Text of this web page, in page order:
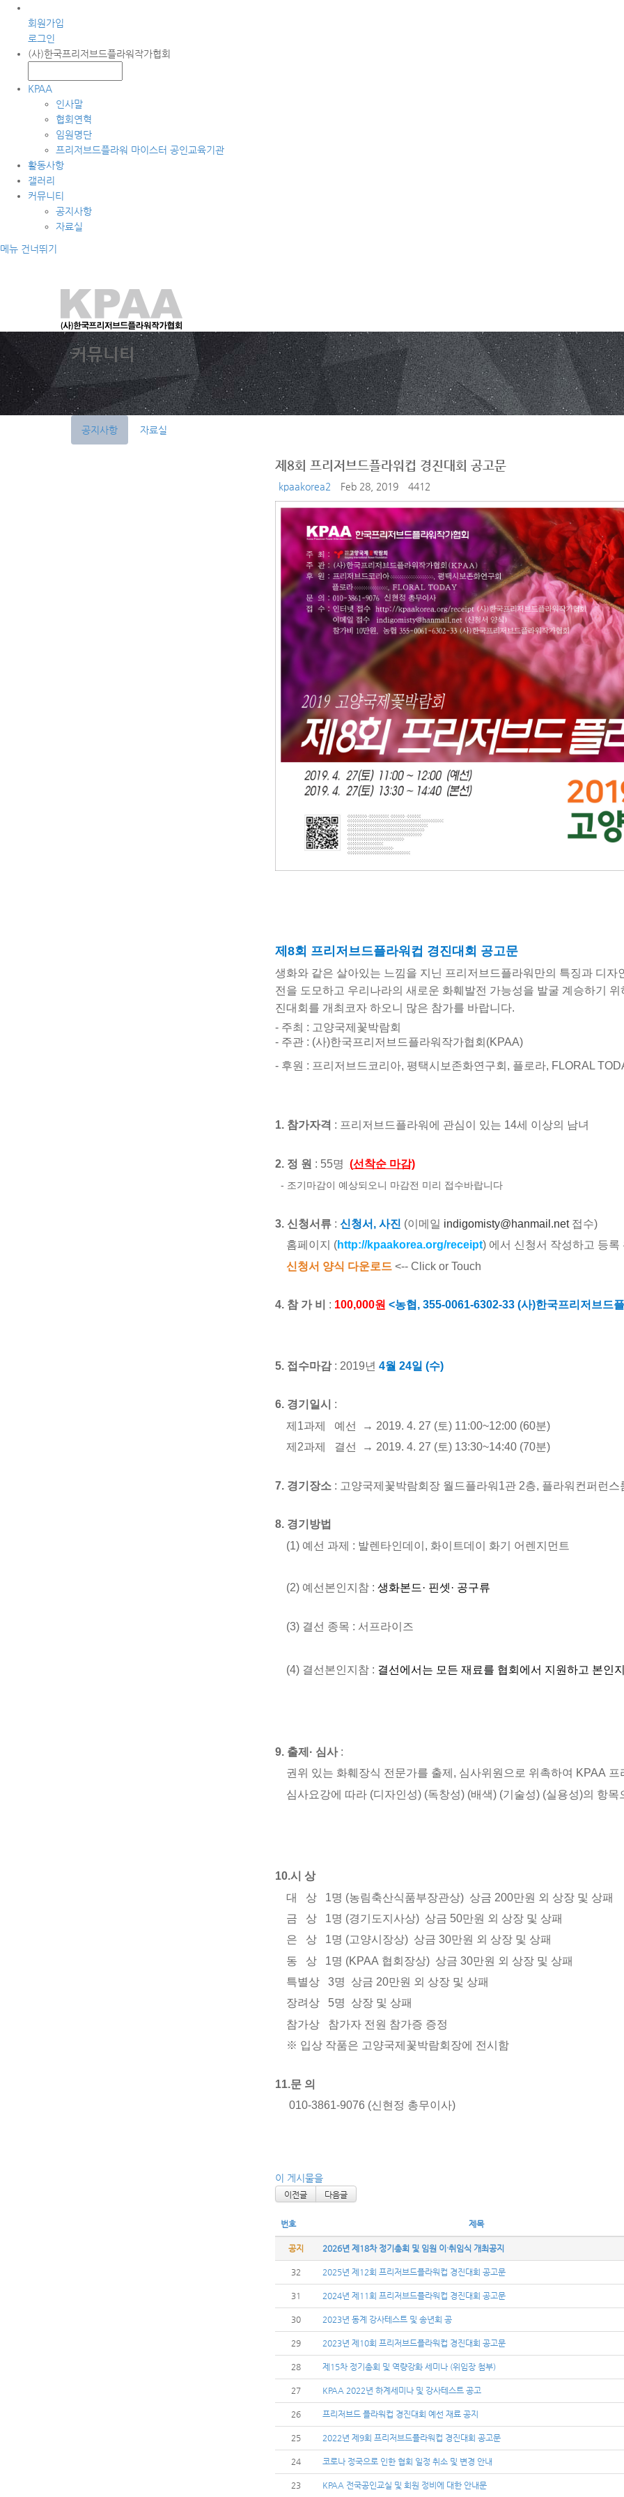
회원가입
로그인
(사)한국프리저브드플라워작가협회
KPAA
인사말
협회연혁
임원명단
프리저브드플라워 마이스터 공인교육기관
활동사항
갤러리
커뮤니티
공지사항
자료실
메뉴 건너뛰기
S
u
b
P
r
o
o
커뮤니티
공지사항 자료실
제8회 프리저브드플라워컵 경진대회 공고문
kpaakorea2 Feb 28, 2019 4412
제8회 프리저브드플라워컵 경진대회 공고문
생화와 같은 살아있는 느낌을 지닌 프리저브드플라워만의 특징과 디
전을 도모하고 우리나라의 새로운 화훼발전 가능성을 발굴 계승하기 위
진대회를 개최코자 하오니 많은 참가를 바랍니다.
- 주최 : 고양국제꽃박람회
- 주관 : (사)한국프리저브드플라워작가협회(KPAA)
- 후원 : 프리저브드코리아, 평택시보존화연구회, 플로라, FLORAL
1. 참가자격 : 프리저브드플라워에 관심이 있는 14세 이상의 남녀
2. 정 원 : 55명 (선착순 마감)
- 조기마감이 예상되오니 마감전 미리 접수바랍니다
3. 신청서류 : 신청서, 사진 (이메일 indigomisty@hanmail.net 접수)
홈페이지 (http://kpaakorea.org/receipt) 에서 신청서 작성하고 등록
신청서 양식 다운로드<-- Click or Touch
4. 참 가 비 : 100,000원 <농협 , 355-0061-6302-33 (사)한국프리저브드
5. 접수마감 : 2019년 4월 24일 (수)
6. 경기일시
:
제 1과제 예선 → 2019. 4. 27 (토) 11:00~12:00 (60분)
제 2과제 결선 → 2019. 4. 27 (토) 13:30~14:40 (70분)
7. 경기장소 : 고양국제꽃박람회장 월드플라워 1관 2층, 플라워컨퍼런스
8. 경기방법
(1) 예선 과제 : 발렌타인데이, 화이트데이 화기 어렌지먼트
(2) 예선본인지참 : 생화본드· 핀셋· 공구류
(3) 결선 종목 : 서프라이즈
(4) 결선본인지참 : 결선에서는 모든 재료를 협회에서 지원하고 본인
9. 출제 · 심사 :
권위 있는 화훼장식 전문가를 출제 , 심사위원으로 위촉하여 KPAA 프
심사요강에 따라(디자인성) (독창성) (배색) (기술성) (실용성)의 항목
10.시 상
대
상 1명 (농림축산식품부장관상) 상금 200만원 외 상장 및 상패
금
상 1명 (경기도지사상) 상금 50만원 외 상장 및 상패
은
상 1명 (고양시장상) 상금 30만원 외 상장 및 상패
동
상 1명 (KPAA 협회장상) 상금 30만원 외 상장 및 상패
특별상
3명 상금 20만원 외 상장 및 상패
장려상
5명 상장 및 상패
참가상
참가자 전원 참가증 증정
※ 입상 작품은 고양국제꽃박람회장에 전시함
11.문 의
010-3861-9076 (신현정 총무이사)
이 게시물을
이전글 다음글
번호 제목
공지 2026년 제18차 정기총회 및 임원 이·취임식 개최공지
32 2025년 제12회 프리저브드플라워컵 경진대회 공고문
31 2024년 제11회 프리저브드플라워컵 경진대회 공고문
30 2023년 동계 강사테스트 및 송년회 공
29 2023년 제10회 프리저브드플라워컵 경진대회 공고문
28 제15차 정기총회 및 역량강화 세미나 (위임장 첨부)
27 KPAA 2022년 하계세미나 및 강사테스트 공고
26 프리저브드 플라워컵 경진대회 예선 재료 공지
25 2022년 제9회 프리저브드플라워컵 경진대회 공고문
24 코로나 정국으로 인한 협회 일정 취소 및 변경 안내
23 KPAA 전국공인교실 및 회원 정비에 대한 안내문